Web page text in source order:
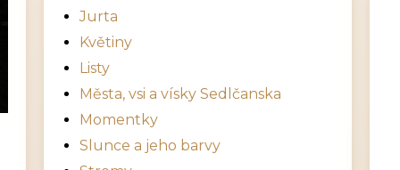
Jurta
Květiny
Listy
Města, vsi a vísky Sedlčanska
Momentky
Slunce a jeho barvy